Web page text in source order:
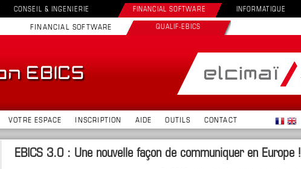
CONSEIL & INGENIERIE FINANCIAL SOFTWARE INFORMATIQUE
FINANCIAL SOFTWARE QUALIF-EBICS
VOTRE ESPACE INSCRIPTION AIDE OUTILS CONTACT
EBICS 3.0 : Une nouvelle façon de communiquer en Europe !